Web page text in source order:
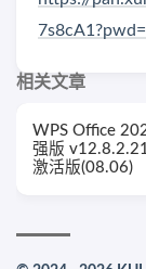
相关文章
WPS Office
强版
激活版(08.06)